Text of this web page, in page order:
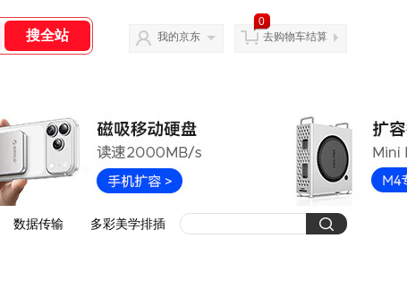
我的京东
0
去购物车结算
数据传输 多彩美学排插